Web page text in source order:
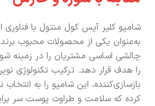
شامپو کلیر آیس کول منتول با
به‌عنوان یکی از محصولات محبوب
چالشی اساسی مشتریان را در
را هدف قرار دهد. ترکیب تکنولوژی
بازسازی‌کننده، این شامپو را به
کرده که سلامت و طراوت پوست سر